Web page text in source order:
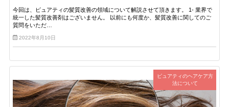
今回は、ピュアティの髪質改善の領域について解説させて頂きます。 1- 業界で
統一した髪質改善剤はございません。 以前にも何度か、髪質改善に関してのご
質問をいただ…
2022年8月10日
ピュアティのヘアケア方
法について